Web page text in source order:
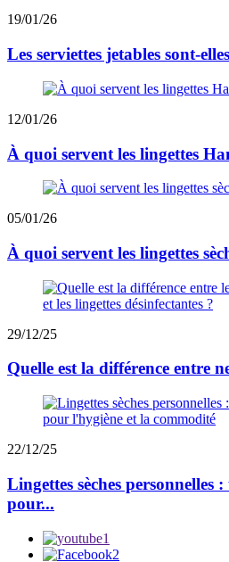
19/01/26
Les serviettes jetables sont-
12/01/26
À quoi servent les lingettes
05/01/26
À quoi servent les lingettes
29/12/25
Quelle est la différence entre
22/12/25
Lingettes sèches personnelles
pour...